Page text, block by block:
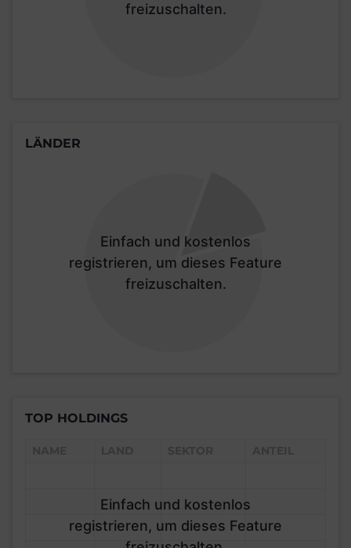
freizuschalten.
LÄNDER
Einfach und kostenlos
registrieren, um dieses Feature
freizuschalten.
TOP HOLDINGS
Einfach und kostenlos
registrieren, um dieses Feature